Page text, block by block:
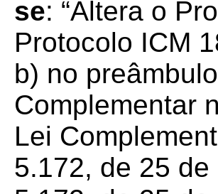
se: “Altera o
Protocolo ICM
b) no
Complementar
Lei
5.172, de 25